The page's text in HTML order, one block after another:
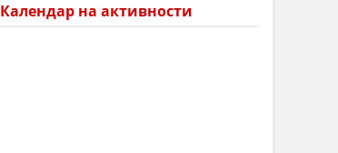
Календар на активности